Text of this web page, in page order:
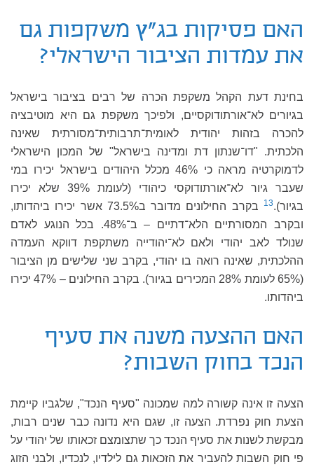
האם פסיקות בג"ץ משקפות גם
את עמדות הציבור הישראלי?
בחינת דעת הקהל משקפת הכרה של רבים בציבור בישראל
בגיורים לא־אורתודוקסיים, ולפיכך משקפת גם היא מוטיבציה
להכרה בזהות יהודית לאומית־תרבותית־מסורתית שאינה
הלכתית. "דו־שנתון דת ומדינה בישראל" של המכון הישראלי
לדמוקרטיה מראה כי 46% מכלל היהודים בישראל יכירו במי
שעבר גיור לא־אורתודוקסי כיהודי (לעומת 39% שלא יכירו
בגיור).13
בקרב החילונים מדובר ב73.5% אשר יכירו ביהדותו,
ובקרב המסורתיים הלא־דתיים – ב־48%. בכל הנוגע לאדם
שנולד לאב יהודי ולאם לא־יהודייה משתקפת דווקא העמדה
ההלכתית, שאינה רואה בו יהודי, בקרב שני שלישים מן הציבור
(65% לעומת 28% המכירים בגיור). בקרב החילונים – 47% יכירו
ביהדותו.
האם ההצעה משנה את סעיף
הנכד בחוק השבות?
הצעה זו אינה קשורה למה שמכונה "סעיף הנכד", שלגביו קיימת
הצעת חוק נפרדת. הצעה זו, שגם היא נדונה כבר שנים רבות,
מבקשת לשנות את סעיף הנכד כך שתצומצם זכאותו של יהודי על
פי חוק השבות להעביר את הזכאות גם לילדיו, לנכדיו, ולבני הזוג